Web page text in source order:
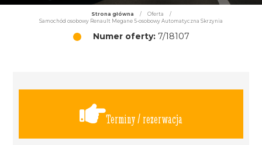
Strona główna / Oferta
/
Samochód osobowy Renault Megane 5-osobowy Automatyczna Skrzynia
Numer oferty:7/18107
Terminy / rezerwacja